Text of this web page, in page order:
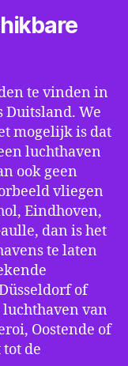
te vinden in
We
mogelijk is dat
luchthaven
ook geen
vliegen
Eindhoven,
dan is het
te laten
of
luchthaven van
Oostende of
de